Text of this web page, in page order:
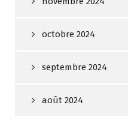
octobre 2024
septembre 2024
août 2024